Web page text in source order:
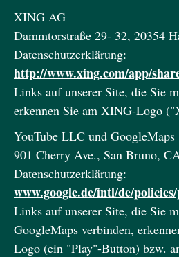
XING AG
Dammtorstraße 29- 32, 20354
Datenschutzerklärung:
http://www.xing.com/app/
Links auf unserer Site, die Sie
erkennen Sie am XING-Logo
YouTube LLC und GoogleMaps
901 Cherry Ave., San Bruno,
Datenschutzerklärung:
www.google.de/intl/de/
Links auf unserer Site, die Sie
GoogleMaps verbinden,
Logo (ein "Play"-Button) bzw.